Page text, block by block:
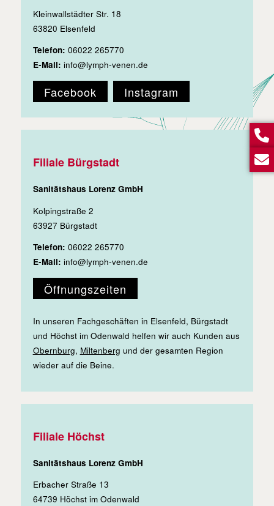
Kleinwallstädter Str. 18
63820 Elsenfeld
Telefon: 06022 265770
E-Mail: info@lymph-venen.de
Facebook Instagram
Filiale Bürgstadt
Sanitätshaus Lorenz GmbH
Kolpingstraße 2
63927 Bürgstadt
Telefon: 06022 265770
E-Mail: info@lymph-venen.de
Öffnungszeiten
In unseren Fachgeschäften in Elsenfeld, Bürgstadt
und Höchst im Odenwald helfen wir auch Kunden aus
Obernburg, Miltenberg und der gesamten Region
wieder auf die Beine.
Filiale Höchst
Sanitätshaus Lorenz GmbH
Erbacher Straße 13
64739 Höchst im Odenwald